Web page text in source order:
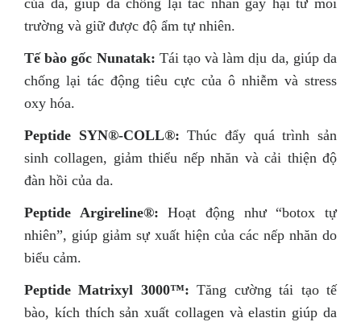
của da, giúp da chống lại tác nhân gây hại từ môi
trường và giữ được độ ẩm tự nhiên.
Tế bào gốc Nunatak: Tái tạo và làm dịu da, giúp da
chống lại tác động tiêu cực của ô nhiễm và stress
oxy hóa.
Peptide SYN®-COLL®: Thúc đẩy quá trình sản
sinh collagen, giảm thiểu nếp nhăn và cải thiện độ
đàn hồi của da.
Peptide Argireline®: Hoạt động như “botox tự
nhiên”, giúp giảm sự xuất hiện của các nếp nhăn do
biểu cảm.
Peptide Matrixyl 3000™: Tăng cường tái tạo tế
bào, kích thích sản xuất collagen và elastin giúp da